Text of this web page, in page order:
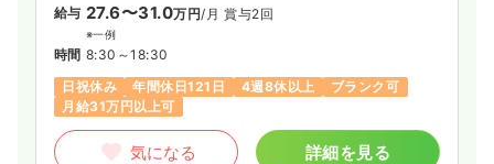
給与 27.6〜31.0万円/月 賞与2回
※一例
時間 8:30～18:30
日祝休み
年間休日121日 4週8休以上
ブランク可
月給31万円以上可
気になる 詳細を見る